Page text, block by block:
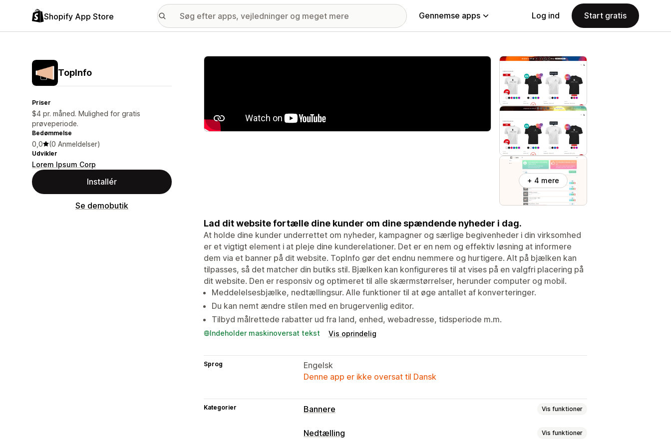
Shopify App Store Gennemse apps Log ind Start gratis
TopInfo
Priser
$4 pr. måned. Mulighed for gratis
prøveperiode.
Bedømmelse
0,0 (0 Anmeldelser)
Udvikler
Lorem Ipsum Corp
Installér
Se demobutik
Galleri med udvalgte billeder
+ 4 mere
Lad dit website fortælle dine kunder om dine spændende nyheder i dag.
At holde dine kunder underrettet om nyheder, kampagner og særlige begivenheder i din virksomhed
er et vigtigt element i at pleje dine kunderelationer. Det er en nem og effektiv løsning at informere
dem via et banner på dit website. TopInfo gør det endnu nemmere og hurtigere. Alt på bjælken kan
tilpasses, så det matcher din butiks stil. Bjælken kan konfigureres til at vises på en valgfri placering på
dit website. Den er responsiv og optimeret til alle skærmstørrelser, herunder computer og mobil.
Meddelelsesbjælke, nedtællingsur. Alle funktioner til at øge antallet af konverteringer.
Du kan nemt ændre stilen med en brugervenlig editor.
Tilbyd målrettede rabatter ud fra land, enhed, webadresse, tidsperiode m.m.
Indeholder maskinoversat tekst Vis oprindelig
Sprog
Engelsk
Denne app er ikke oversat til Dansk
Kategorier Bannere Vis funktioner
Bannertype
Nedtælling Vis funktioner